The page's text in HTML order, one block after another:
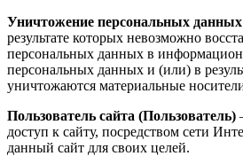
Уничтожение персональных данных
результате которых невозможно
персональных данных в
персональных данных и (или) в
уничтожаются материальные
Пользователь сайта (Пользователь)
доступ к сайту, посредством сети
данный сайт для своих целей.